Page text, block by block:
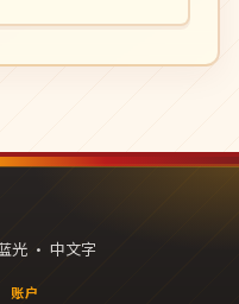
光 · 中文字
账户